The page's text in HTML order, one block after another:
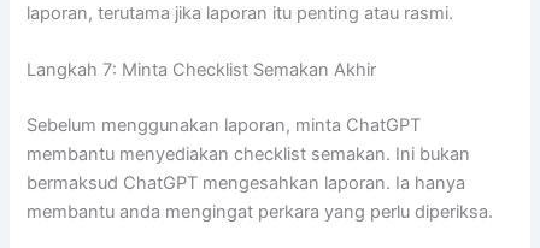
laporan, terutama jika laporan itu penting atau rasmi.
Langkah 7: Minta Checklist Semakan Akhir
Sebelum menggunakan laporan, minta ChatGPT
membantu menyediakan checklist semakan. Ini bukan
bermaksud ChatGPT mengesahkan laporan. Ia hanya
membantu anda mengingat perkara yang perlu diperiksa.